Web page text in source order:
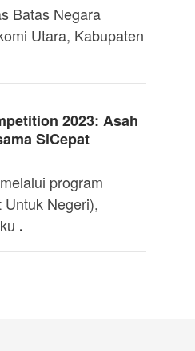
Batas Negara
Utara, Kabupaten
2023: Asah
SiCepat
program
Negeri),
.